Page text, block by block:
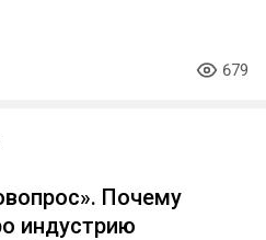
679
Почему
индустрию